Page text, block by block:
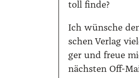
toll fin­de?
Ich wün­sche
schen Ver­lag
ger und freue
nächs­ten Off-